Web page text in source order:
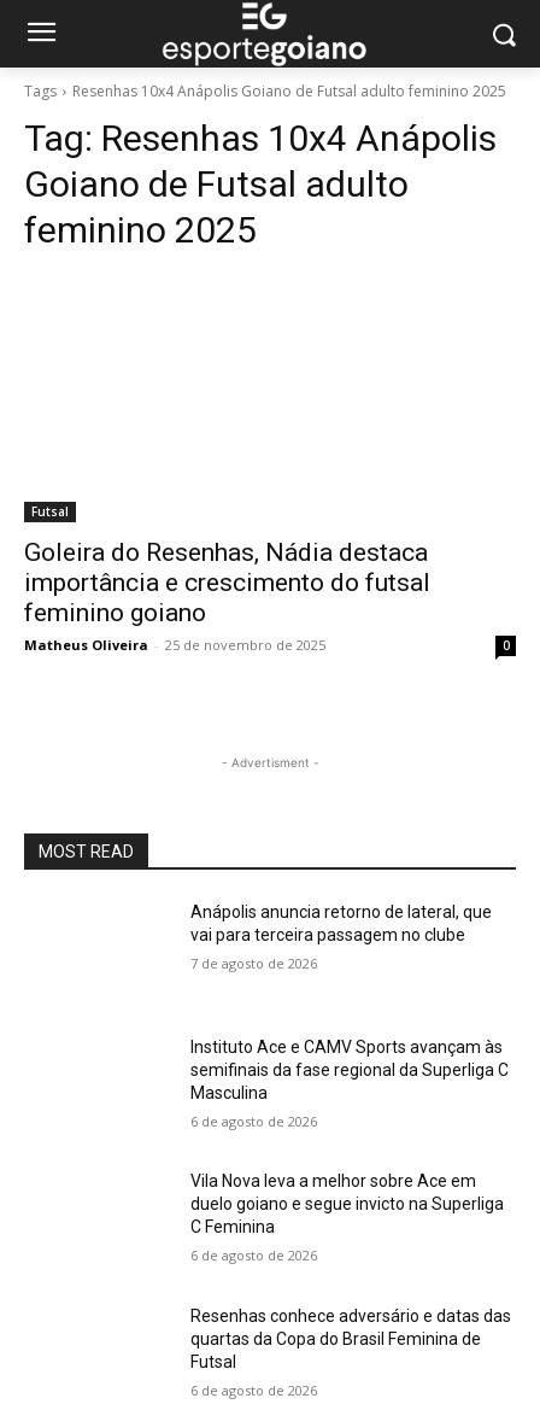
Tags Resenhas 10x4 Anápolis Goiano de Futsal adulto feminino 2025
Tag: Resenhas 10x4 Anápolis
Goiano de Futsal adulto
feminino 2025
Futsal
Goleira do Resenhas, Nádia destaca
importância e crescimento do futsal
feminino goiano
Matheus Oliveira - 25 de novembro de 2025 0
- Advertisment -
MOST READ
Anápolis anuncia retorno de lateral, que
vai para terceira passagem no clube
7 de agosto de 2026
Instituto Ace e CAMV Sports avançam às
semifinais da fase regional da Superliga C
Masculina
6 de agosto de 2026
Vila Nova leva a melhor sobre Ace em
duelo goiano e segue invicto na Superliga
C Feminina
6 de agosto de 2026
Resenhas conhece adversário e datas das
quartas da Copa do Brasil Feminina de
Futsal
6 de agosto de 2026